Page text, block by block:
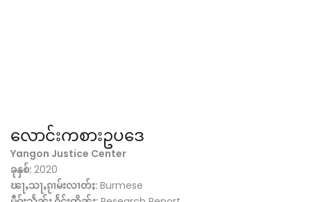
လောင်းကစားဥပဒေ
Yangon Justice Center
ခုနှစ်: 2020
ၽႃႇသႃႇၵႂၢမ်းလၢတ်ႈ: Burmese